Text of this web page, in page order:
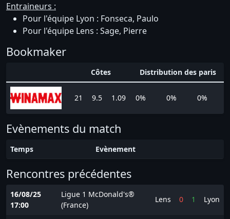
Entraineurs :
Pour l'équipe Lyon : Fonseca, Paulo
Pour l'équipe Lens : Sage, Pierre
Bookmaker
Côtes Distribution des paris
21 9.5 1.09 0% 0% 0%
Evènements du match
Temps Evènement
Rencontres précédentes
16/08/25
17:00
Ligue 1 McDonald's®
(France)
Lens 0 1 Lyon